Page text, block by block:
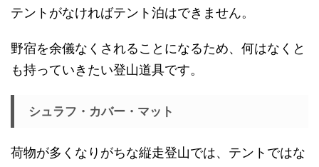
テントがなければテント泊はできません。
野宿を余儀なくされることになるため、何はなくと
も持っていきたい登山道具です。
シュラフ・カバー・マット
荷物が多くなりがちな縦走登山では、テントではな